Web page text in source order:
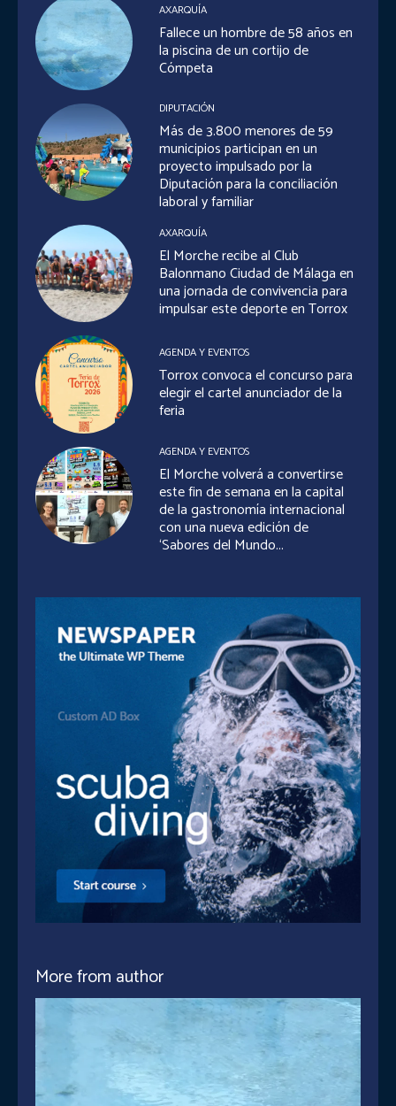
AXARQUÍA
Fallece un hombre de 58 años en
la piscina de un cortijo de
Cómpeta
DIPUTACIÓN
Más de 3.800 menores de 59
municipios participan en un
proyecto impulsado por la
Diputación para la conciliación
laboral y familiar
AXARQUÍA
El Morche recibe al Club
Balonmano Ciudad de Málaga en
una jornada de convivencia para
impulsar este deporte en Torrox
AGENDA Y EVENTOS
Torrox convoca el concurso para
elegir el cartel anunciador de la
feria
AGENDA Y EVENTOS
El Morche volverá a convertirse
este fin de semana en la capital
de la gastronomía internacional
con una nueva edición de
‘Sabores del Mundo...
More from author